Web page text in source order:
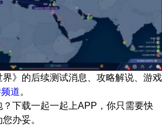
》 的后续测试消息、攻略解说、游戏
道。
下载一起一起上APP，你只需要快
办妥。